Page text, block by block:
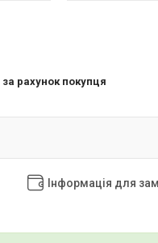
за рахунок покупця
Інформація для